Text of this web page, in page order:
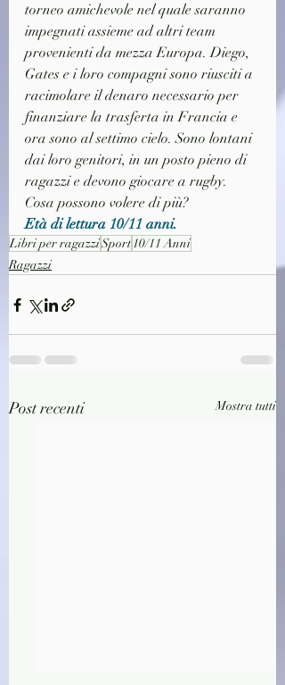
torneo amichevole nel quale saranno
impegnati assieme ad altri team
provenienti da mezza Europa. Diego,
Gates e i loro compagni sono riusciti a
racimolare il denaro necessario per
finanziare la trasferta in Francia e
ora sono al settimo cielo. Sono lontani
dai loro genitori, in un posto pieno di
ragazzi e devono giocare a rugby.
Cosa possono volere di più?
Età di lettura 10/11 anni.
Libri per ragazziSport10/11 Anni
Ragazzi
Post recenti Mostra tutti